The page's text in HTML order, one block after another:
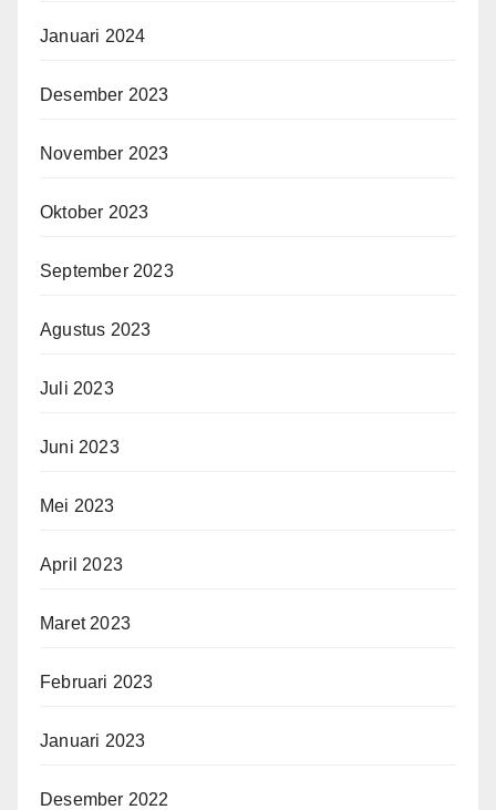
Januari 2024
Desember 2023
November 2023
Oktober 2023
September 2023
Agustus 2023
Juli 2023
Juni 2023
Mei 2023
April 2023
Maret 2023
Februari 2023
Januari 2023
Desember 2022